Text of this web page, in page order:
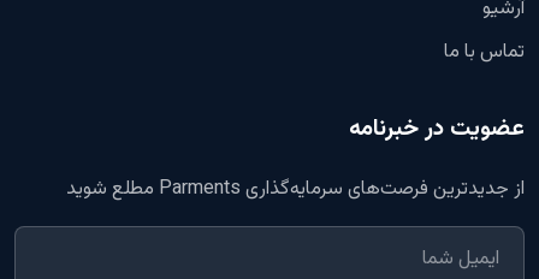
آرشیو
تماس با ما
عضویت در خبرنامه
از جدیدترین فرصت‌های سرمایه‌گذاری Parments مطلع شوید